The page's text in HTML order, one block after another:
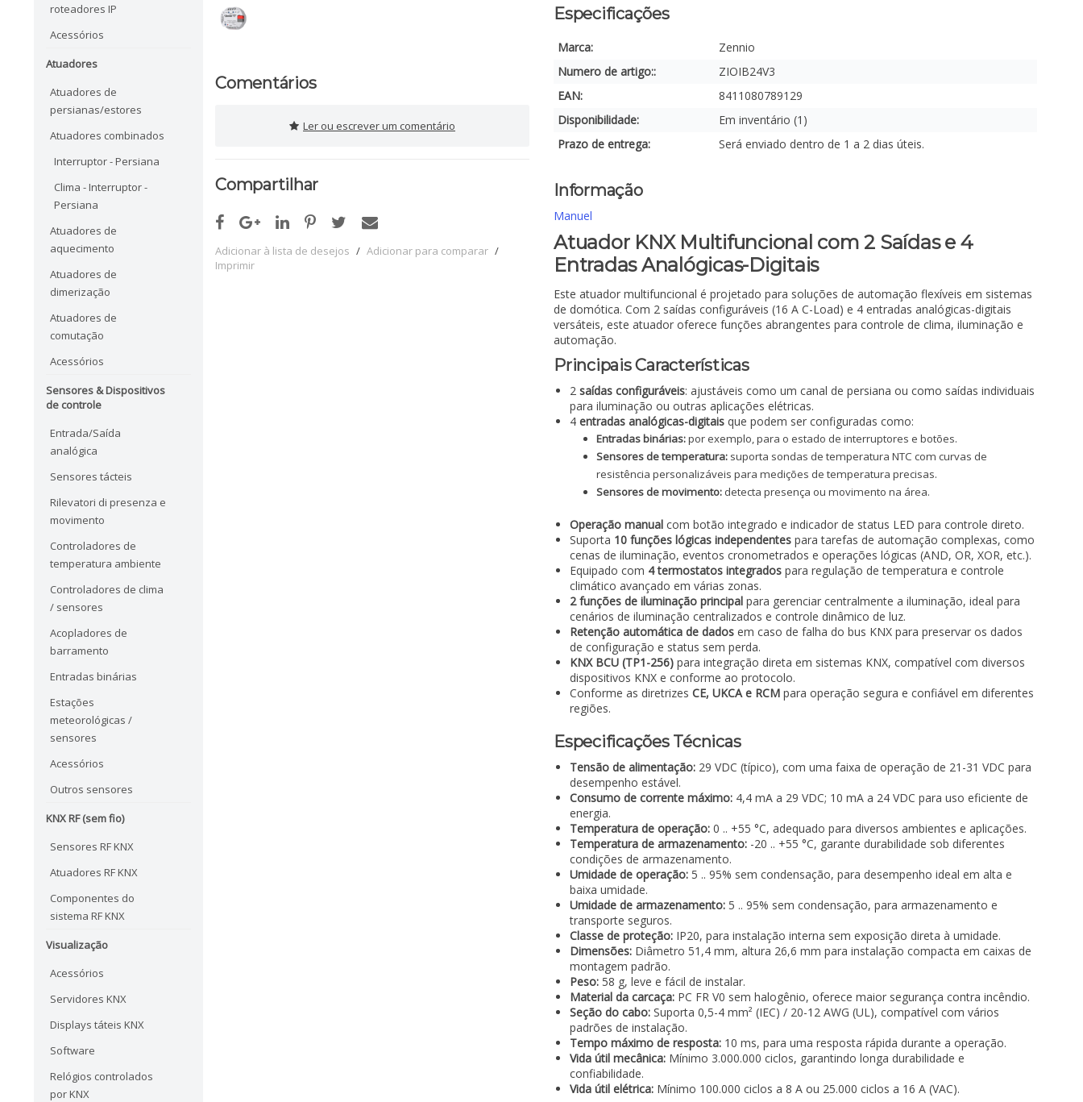
roteadores IP
Acessórios
Atuadores
Atuadores de
persianas/estores
Atuadores combinados
Interruptor - Persiana
Clima - Interruptor -
Persiana
Atuadores de
aquecimento
Atuadores de
dimerização
Atuadores de
comutação
Acessórios
Sensores & Dispositivos
de controle
Entrada/Saída
analógica
Sensores tácteis
Rilevatori di presenza e
movimento
Controladores de
temperatura ambiente
Controladores de clima
/ sensores
Acopladores de
barramento
Entradas binárias
Estações
meteorológicas /
sensores
Acessórios
Outros sensores
KNX RF (sem fio)
Sensores RF KNX
Atuadores RF KNX
Componentes do
sistema RF KNX
Visualização
Acessórios
Servidores KNX
Displays táteis KNX
Software
Relógios controlados
por KNX
Comentários
Ler ou escrever um comentário
Compartilhar
Adicionar à lista de desejos / Adicionar para comparar /
Imprimir
Especificações
Marca:
Zennio
Numero de artigo::
ZIOIB24V3
EAN:
8411080789129
Disponibilidade:
Em inventário (1)
Prazo de entrega:
Será enviado dentro de 1 a 2 dias úteis.
Informação
Manuel
Atuador KNX Multifuncional com 2 Saídas e 4
Entradas Analógicas-Digitais
Este atuador multifuncional é projetado para soluções de automação flexíveis em sistemas
de domótica. Com 2 saídas configuráveis (16 A C-Load) e 4 entradas analógicas-digitais
versáteis, este atuador oferece funções abrangentes para controle de clima, iluminação e
automação.
Principais Características
2 saídas configuráveis: ajustáveis como um canal de persiana ou como saídas individuais
para iluminação ou outras aplicações elétricas.
4 entradas analógicas-digitais que podem ser configuradas como:
Entradas binárias:por exemplo, para o estado de interruptores e botões.
Sensores de temperatura: suporta sondas de temperatura NTC com curvas de
resistência personalizáveis para medições de temperatura precisas.
Sensores de movimento: detecta presença ou movimento na área.
Operação manual com botão integrado e indicador de status LED para controle direto.
Suporta 10 funções lógicas independentes para tarefas de automação complexas, como
cenas de iluminação, eventos cronometrados e operações lógicas (AND, OR, XOR, etc.).
Equipado com 4 termostatos integrados para regulação de temperatura e controle
climático avançado em várias zonas.
2 funções de iluminação principal para gerenciar centralmente a iluminação, ideal para
cenários de iluminação centralizados e controle dinâmico de luz.
Retenção automática de dados em caso de falha do bus KNX para preservar os dados
de configuração e status sem perda.
KNX BCU (TP1-256) para integração direta em sistemas KNX, compatível com diversos
dispositivos KNX e conforme ao protocolo.
Conforme as diretrizes CE, UKCA e RCM para operação segura e confiável em diferentes
regiões.
Especificações Técnicas
Tensão de alimentação: 29 VDC (típico), com uma faixa de operação de 21-31 VDC para
desempenho estável.
Consumo de corrente máximo: 4,4 mA a 29 VDC; 10 mA a 24 VDC para uso eficiente de
energia.
Temperatura de operação: 0 .. +55 °C, adequado para diversos ambientes e aplicações.
Temperatura de armazenamento: -20 .. +55 °C, garante durabilidade sob diferentes
condições de armazenamento.
Umidade de operação: 5 .. 95% sem condensação, para desempenho ideal em alta e
baixa umidade.
Umidade de armazenamento: 5 .. 95% sem condensação, para armazenamento e
transporte seguros.
Classe de proteção: IP20, para instalação interna sem exposição direta à umidade.
Dimensões: Diâmetro 51,4 mm, altura 26,6 mm para instalação compacta em caixas de
montagem padrão.
Peso: 58 g, leve e fácil de instalar.
Material da carcaça: PC FR V0 sem halogênio, oferece maior segurança contra incêndio.
Seção do cabo: Suporta 0,5-4 mm² (IEC) / 20-12 AWG (UL), compatível com vários
padrões de instalação.
Tempo máximo de resposta: 10 ms, para uma resposta rápida durante a operação.
Vida útil mecânica: Mínimo 3.000.000 ciclos, garantindo longa durabilidade e
confiabilidade.
Vida útil elétrica: Mínimo 100.000 ciclos a 8 A ou 25.000 ciclos a 16 A (VAC).